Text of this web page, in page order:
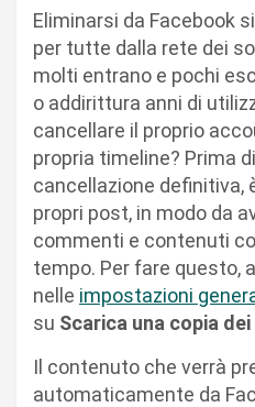
Eliminarsi da Facebook
per tutte dalla rete dei
molti entrano e pochi
o addirittura anni di
cancellare il proprio
propria timeline? Prima
cancellazione definitiva,
propri post, in modo da
commenti e contenuti
tempo. Per fare questo,
nelle impostazioni
su Scarica una copia
Il contenuto che verrà
automaticamente da